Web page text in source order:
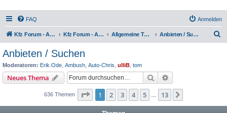
FAQ Anmelden
Kfz Forum - Auto, Motorrad und LKW Kfz Forum - Auto, Motorrad und LKW Allgemeine Themen rund ums Kfz Anbieten / Suchen
Anbieten / Suchen
Moderatoren: Erik.Ode Ambush Auto-Chris ulliB tom
Neues Thema Suche
636 Themen Seite 1von 13
1 2 3 4 5 13